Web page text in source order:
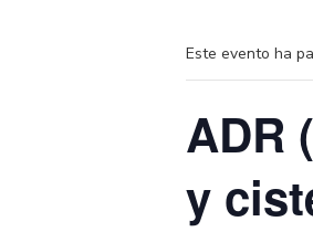
Este evento ha
ADR
y